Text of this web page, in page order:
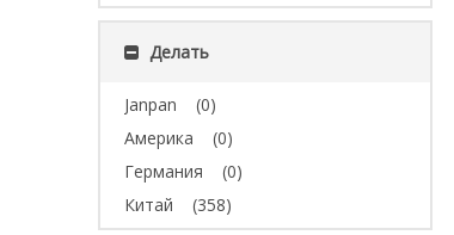
Делать
Janpan
(0)
Америка
(0)
Германия
(0)
Китай
(358)